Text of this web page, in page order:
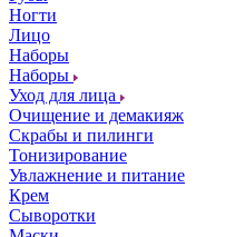
Ногти
Лицо
Наборы
Наборы
Уход для лица
Очищение и демакияж
Скрабы и пилинги
Тонизирование
Увлажнение и питание
Крем
Сыворотки